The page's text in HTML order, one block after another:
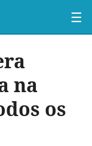
☰
na
os